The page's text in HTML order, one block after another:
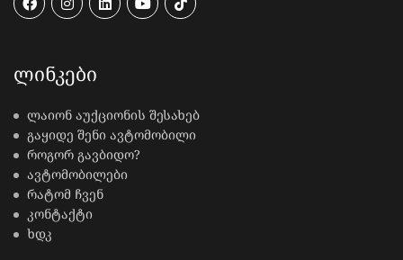
ᲚᲘᲜᲙᲔᲑᲘ
ლაიონ აუქციონის შესახებ
გაყიდე შენი ავტომობილი
როგორ გავბიდო?
ავტომობილები
რატომ ჩვენ
კონტაქტი
ხდკ